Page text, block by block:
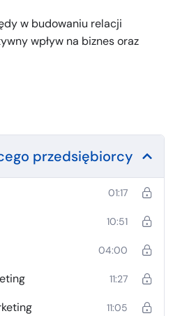
wiedzieć. A jak nie wiesz to
w budowaniu relacji
wpływ na biznes oraz
przedsiębiorcy
01:17
10:51
04:00
11:27
11:05